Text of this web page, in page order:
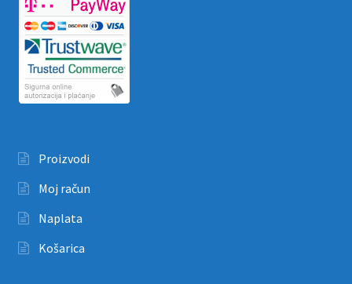
Proizvodi
Moj račun
Naplata
Košarica